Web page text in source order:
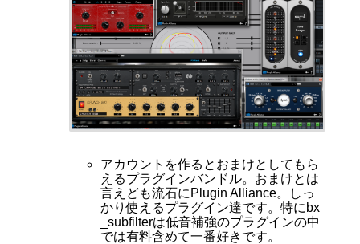
アカウントを作るとおまけとしてもら
えるプラグインバンドル。おまけとは
言えども流石にPlugin Alliance。しっ
かり使えるプラグイン達です。特にbx
_subfilterは低音補強のプラグインの中
では有料含めて一番好きです。